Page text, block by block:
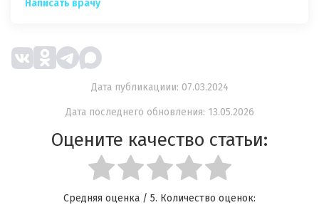
Написать врачу
Дата публикациии: 07.03.2024
Дата последнего обновления: 13.05.2026
Оцените качество статьи:
Средняя оценка / 5. Количество оценок: